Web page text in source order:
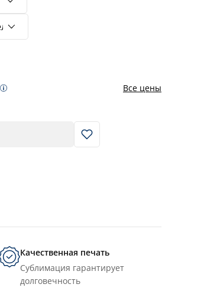
Все цены
Качественная печать
Сублимация гарантирует
долговечность